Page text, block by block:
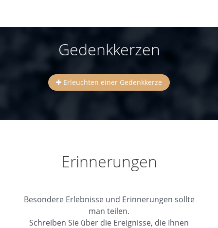
Gedenkkerzen
Erleuchten einer Gedenkkerze
Erinnerungen
Besondere Erlebnisse und Erinnerungen sollte
man teilen.
Schreiben Sie über die Ereignisse, die Ihnen